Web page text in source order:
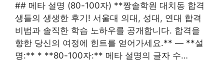
## 메타 설명 (80-100자) **짱솔학원 대치동 합격
생들의 생생한 후기! 서울대 의대, 성대, 연대 합격
비법과 솔직한 학습 노하우를 공개합니다. 합격을
향한 당신의 여정에 힌트를 얻어가세요.** — **설
명:** * **80-100자:** 메타 설명의 글자 수…